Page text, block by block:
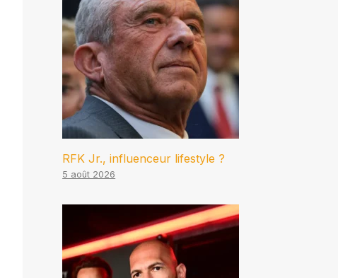
RFK Jr., influenceur lifestyle ?
5 août 2026